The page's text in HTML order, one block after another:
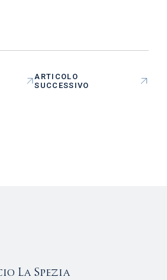
ARTICOLO
SUCCESSIVO
La Spezia